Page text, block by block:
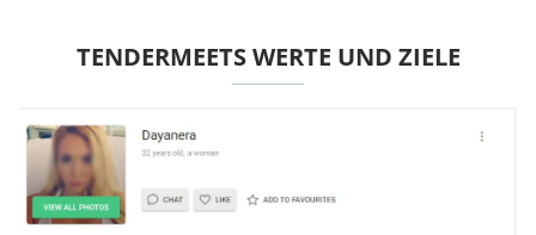
TENDERMEETS WERTE UND ZIELE